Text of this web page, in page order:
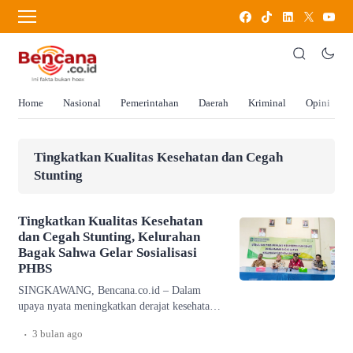
Home Nasional Pemerintahan Daerah Kriminal Opini
Tingkatkan Kualitas Kesehatan dan Cegah
Stunting
Tingkatkan Kualitas Kesehatan
dan Cegah Stunting, Kelurahan
Bagak Sahwa Gelar Sosialisasi
PHBS
SINGKAWANG, Bencana.co.id – Dalam
upaya nyata meningkatkan derajat kesehatan
Pemerintah Kelurahan Bagak Sahwa
. 3 bulan ago